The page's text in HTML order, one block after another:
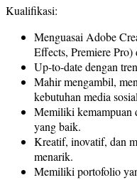
Kualifikasi:
Menguasai Adobe
Effects, Premiere Pro)
Up-to-date dengan
Mahir mengambil,
kebutuhan media
Memiliki kemampuan
yang baik.
Kreatif, inovatif, dan
menarik.
Memiliki portofolio